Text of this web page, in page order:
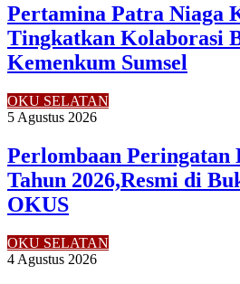
Pertamina Patra Niaga
Tingkatkan Kolaborasi
Kemenkum Sumsel
OKU SELATAN
5 Agustus 2026
Perlombaan Peringatan
Tahun 2026,Resmi di
OKUS
OKU SELATAN
4 Agustus 2026